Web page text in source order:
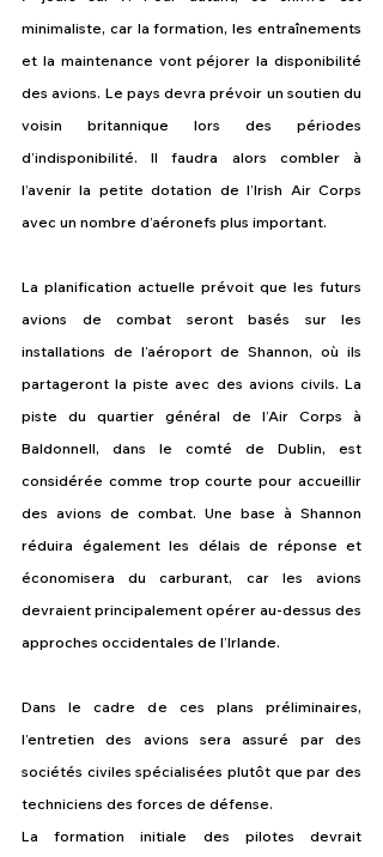
minimaliste, car la formation, les entraînements
et la maintenance vont péjorer la disponibilité
des avions. Le pays devra prévoir un soutien du
voisin britannique lors des périodes
d’indisponibilité. Il faudra alors combler à
l’avenir la petite dotation de l’Irish Air Corps
avec un nombre d’aéronefs plus important.
La planification actuelle prévoit que les futurs
avions de combat seront basés sur les
installations de l’aéroport de Shannon, où ils
partageront la piste avec des avions civils. La
piste du quartier général de l’Air Corps à
Baldonnell, dans le comté de Dublin, est
considérée comme trop courte pour accueillir
des avions de combat. Une base à Shannon
réduira également les délais de réponse et
économisera du carburant, car les avions
devraient principalement opérer au-dessus des
approches occidentales de l’Irlande.
Dans le cadre de ces plans préliminaires,
l’entretien des avions sera assuré par des
sociétés civiles spécialisées plutôt que par des
techniciens des forces de défense.
La formation initiale des pilotes devrait